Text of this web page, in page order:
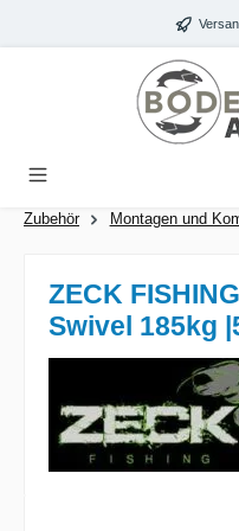
Zum Hauptinhalt springen
Zubehör Montagen und
ZECK
Swivel 185kg